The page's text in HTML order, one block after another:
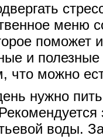
меню
поможет
и
что можно
нужно
воды.